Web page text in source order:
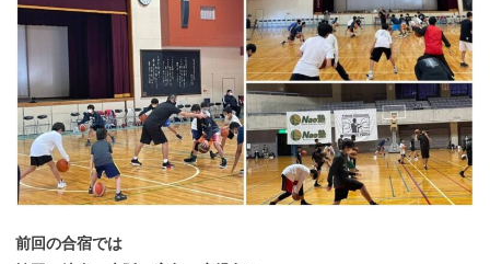
前回の合宿では